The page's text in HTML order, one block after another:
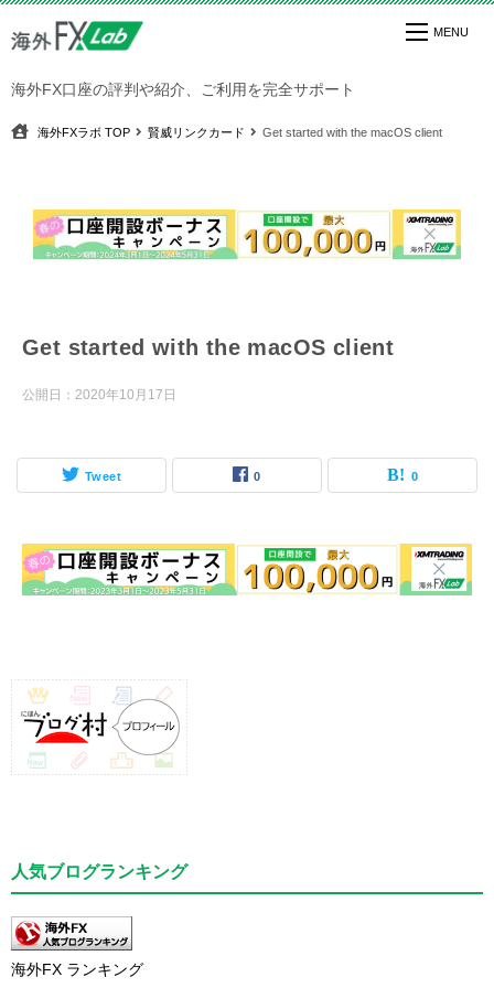
海外FX口座の評判や紹介、ご利用を完全サポート
海外FXラボ TOP 賢威リンクカード Get started with the macOS client
Get started with the macOS client
公開日： 2020年10月17日
Tweet 0 0
人気ブログランキング
海外FX ランキング